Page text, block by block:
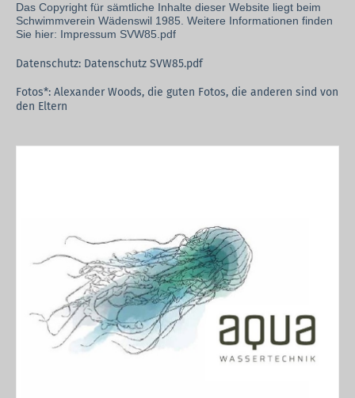
Das Copyright für sämtliche Inhalte dieser Website liegt beim
Schwimmverein Wädenswil 1985. Weitere Informationen finden
Sie hier: Impressum SVW85.pdf
Datenschutz: Datenschutz SVW85.pdf
Fotos*: Alexander Woods, die guten Fotos, die anderen sind von
den Eltern